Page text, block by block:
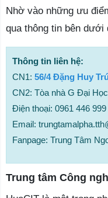
Nhờ vào những ưu
qua thông tin bên
Thông tin liên hệ:
CN1: 56/4 Đặng Huy
CN2: Tòa nhà G Đại
Điện thoại: 0961 446 999
Email:
Fanpage: Trung Tâm
Trung tâm Công